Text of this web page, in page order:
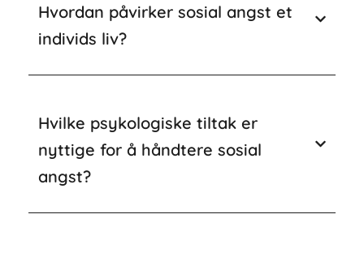
Hvordan påvirker sosial angst et
individs liv?
Hvilke psykologiske tiltak er
nyttige for å håndtere sosial
angst?